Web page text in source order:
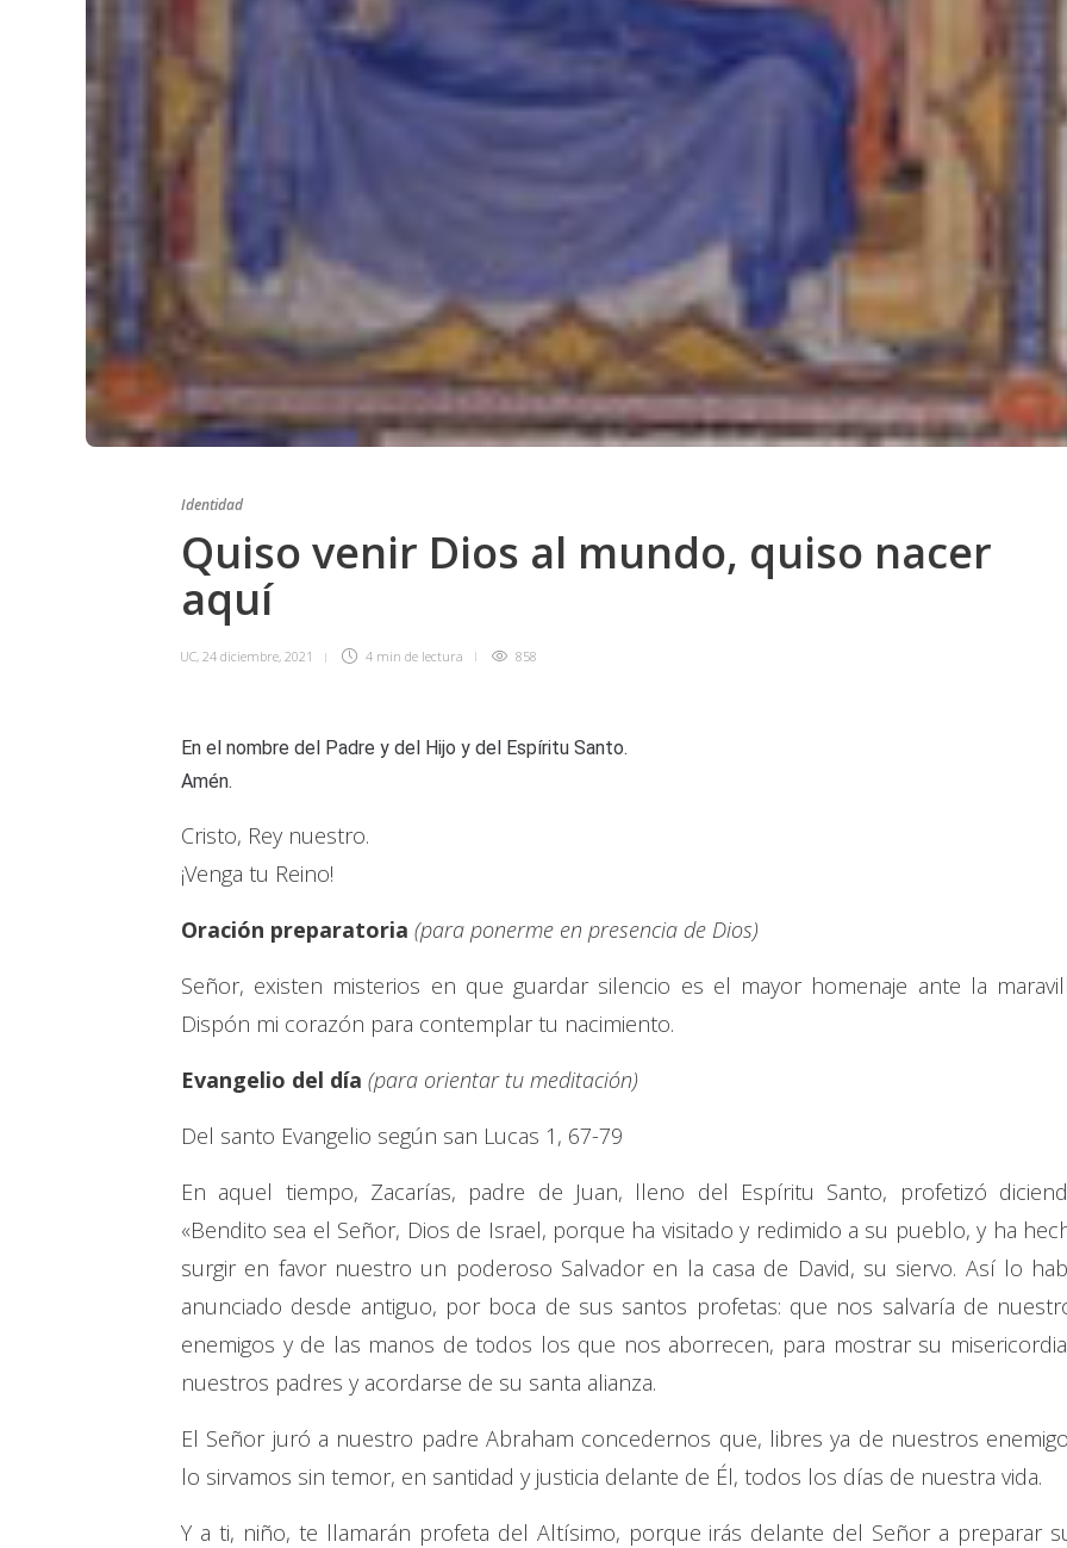
Identidad
Quiso venir Dios al mundo, quiso nacer
aquí
UC, 24 diciembre, 2021 4 min de lectura 858
En el nombre del Padre y del Hijo y del Espíritu Santo.
Amén.
Cristo, Rey nuestro.
¡Venga tu Reino!
Oración preparatoria (para ponerme en presencia de Dios)
Señor, existen misterios en que guardar silencio es el mayor homenaje ante la
Dispón mi corazón para contemplar tu nacimiento.
Evangelio del día (para orientar tu meditación)
Del santo Evangelio según san Lucas 1, 67-79
En aquel tiempo, Zacarías, padre de Juan, lleno del Espíritu Santo, profetizó
«Bendito sea el Señor, Dios de Israel, porque ha visitado y redimido a su pueblo, y ha
surgir en favor nuestro un poderoso Salvador en la casa de David, su siervo. Así lo
anunciado desde antiguo, por boca de sus santos profetas: que nos salvaría de
enemigos y de las manos de todos los que nos aborrecen, para mostrar su
nuestros padres y acordarse de su santa alianza.
El Señor juró a nuestro padre Abraham concedernos que, libres ya de nuestros
lo sirvamos sin temor, en santidad y justicia delante de Él, todos los días de nuestra vida.
Y a ti, niño, te llamarán profeta del Altísimo, porque irás delante del Señor a preparar